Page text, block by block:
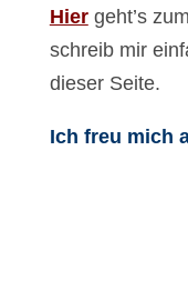
Hiergeht’s
schreib mir
dieser Seite.
Ich freu mich